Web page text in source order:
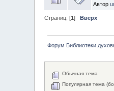
Автор
Страниц: [1] Вверх
Форум Библиотеки
Обычная тема
Популярная тема